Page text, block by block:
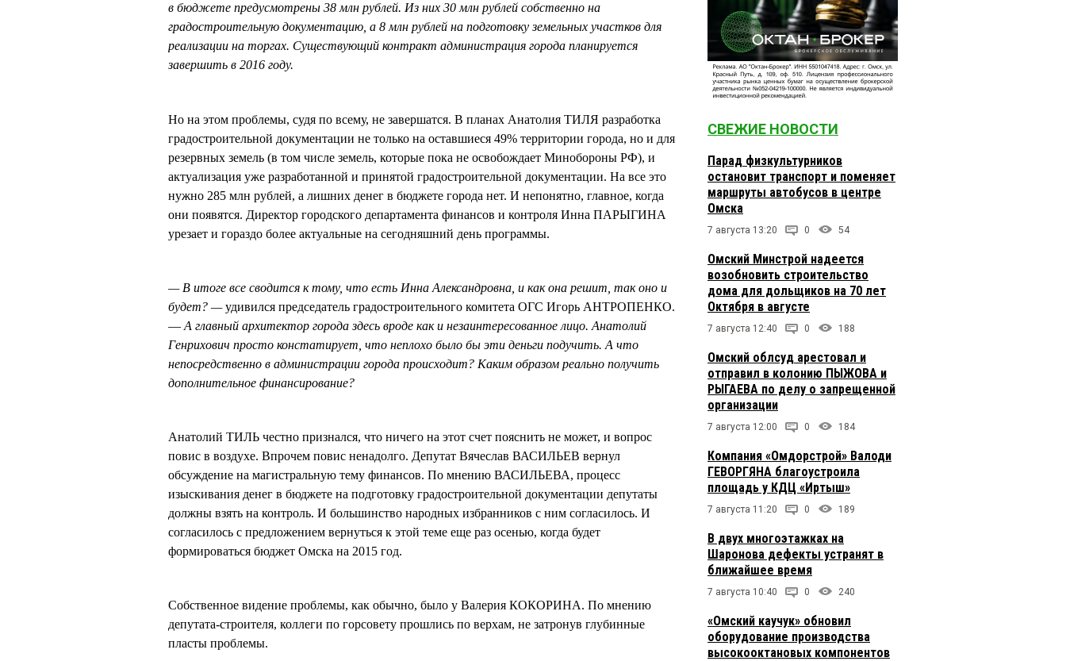
в бюджете предусмотрены 38 млн рублей. Из них 30 млн рублей собственно на
градостроительную документацию, а 8 млн рублей на подготовку земельных участков для
реализации на торгах. Существующий контракт администрация города планируется
завершить в 2016 году.
Но на этом проблемы, судя по всему, не завершатся. В планах Анатолия ТИЛЯ разработка
градостроительной документации не только на оставшиеся 49% территории города, но и для
резервных земель (в том числе земель, которые пока не освобождает Минобороны РФ), и
актуализация уже разработанной и принятой градостроительной документации. На все это
нужно 285 млн рублей, а лишних денег в бюджете города нет. И непонятно, главное, когда
они появятся. Директор городского департамента финансов и контроля Инна ПАРЫГИНА
урезает и гораздо более актуальные на сегодняшний день программы.
— В итоге все сводится к тому, что есть Инна Александровна, и как она решит, так оно и
будет? —удивился председатель градостроительного комитета ОГС Игорь АНТРОПЕНКО.
— А главный архитектор города здесь вроде как и незаинтересованное лицо. Анатолий
Генрихович просто констатирует, что неплохо было бы эти деньги подучить. А что
непосредственно в администрации города происходит? Каким образом реально получить
дополнительное финансирование?
Анатолий ТИЛЬ честно признался, что ничего на этот счет пояснить не может, и вопрос
повис в воздухе. Впрочем повис ненадолго. Депутат Вячеслав ВАСИЛЬЕВ вернул
обсуждение на магистральную тему финансов. По мнению ВАСИЛЬЕВА, процесс
изыскивания денег в бюджете на подготовку градостроительной документации депутаты
должны взять на контроль. И большинство народных избранников с ним согласилось. И
согласилось с предложением вернуться к этой теме еще раз осенью, когда будет
формироваться бюджет Омска на 2015 год.
Собственное видение проблемы, как обычно, было у Валерия КОКОРИНА. По мнению
депутата-строителя, коллеги по горсовету прошлись по верхам, не затронув глубинные
пласты проблемы.
СВЕЖИЕ НОВОСТИ
Парад физкультурников
остановит транспорт и поменяет
маршруты автобусов в центре
Омска
7 августа 13:20 0 54
Омский Минстрой надеется
возобновить строительство
дома для дольщиков на 70 лет
Октября в августе
7 августа 12:40 0 188
Омский облсуд арестовал и
отправил в колонию ПЫЖОВА и
РЫГАЕВА по делу о запрещенной
организации
7 августа 12:00 0 184
Компания «Омдорстрой» Валоди
ГЕВОРГЯНА благоустроила
площадь у КДЦ «Иртыш»
7 августа 11:20 0 189
В двух многоэтажках на
Шаронова дефекты устранят в
ближайшее время
7 августа 10:40 0 240
«Омский каучук» обновил
оборудование производства
высокооктановых компонентов